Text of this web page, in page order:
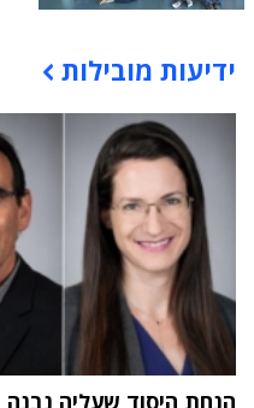
תוכן פרסומי
ידיעות מובילות
הנחת היסוד שעליה נבנה